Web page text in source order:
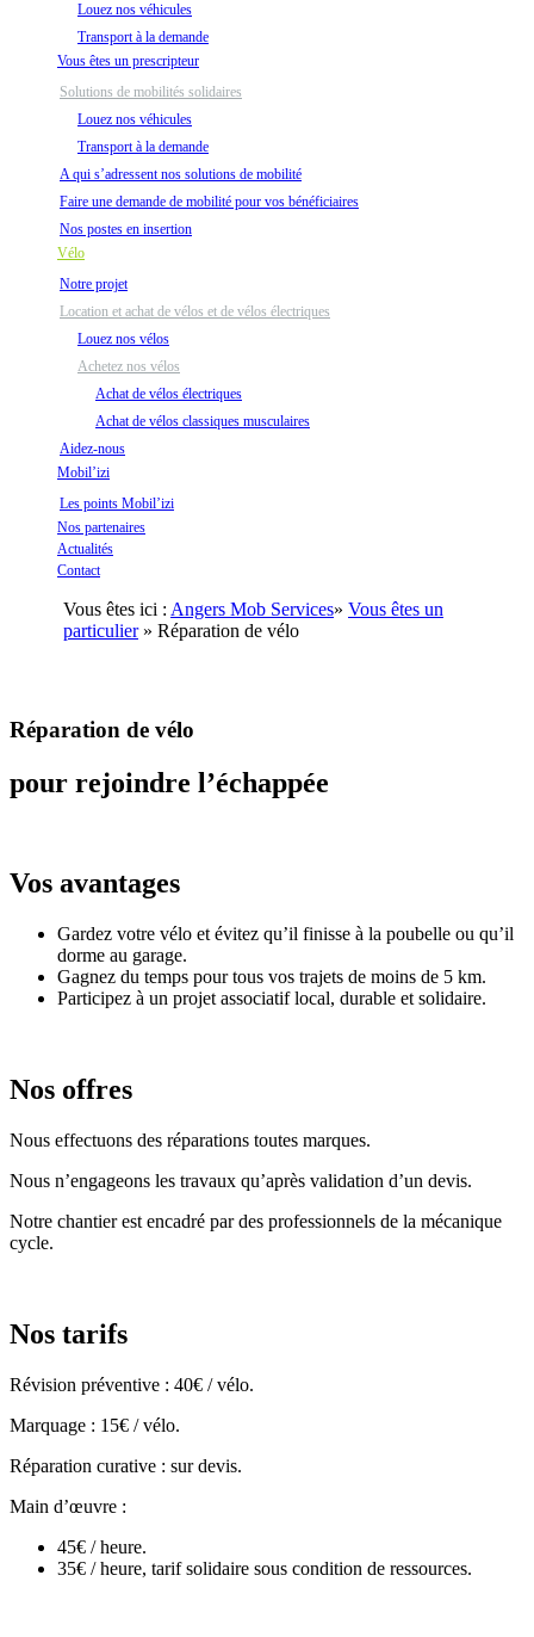
Louez nos véhicules
Transport à la demande
Vous êtes un prescripteur
Solutions de mobilités solidaires
Louez nos véhicules
Transport à la demande
A qui s’adressent nos solutions de mobilité
Faire une demande de mobilité pour vos bénéficiaires
Nos postes en insertion
Vélo
Notre projet
Location et achat de vélos et de vélos électriques
Louez nos vélos
Achetez nos vélos
Achat de vélos électriques
Achat de vélos classiques musculaires
Aidez-nous
Mobil’izi
Les points Mobil’izi
Nos partenaires
Actualités
Contact
Vous êtes ici : Angers Mob Services» Vous êtes un
particulier» Réparation de vélo
Réparation de vélo
pour rejoindre l’échappée
Vos avantages
Gardez votre vélo et évitez qu’il finisse à la poubelle ou qu’il
dorme au garage.
Gagnez du temps pour tous vos trajets de moins de 5 km.
Participez à un projet associatif local, durable et solidaire.
Nos offres
Nous effectuons des réparations toutes marques.
Nous n’engageons les travaux qu’après validation d’un devis.
Notre chantier est encadré par des professionnels de la mécanique
cycle.
Nos tarifs
Révision préventive : 40€ / vélo.
Marquage : 15€ / vélo.
Réparation curative : sur devis.
Main d’œuvre :
45€ / heure.
35€ / heure, tarif solidaire sous condition de ressources.